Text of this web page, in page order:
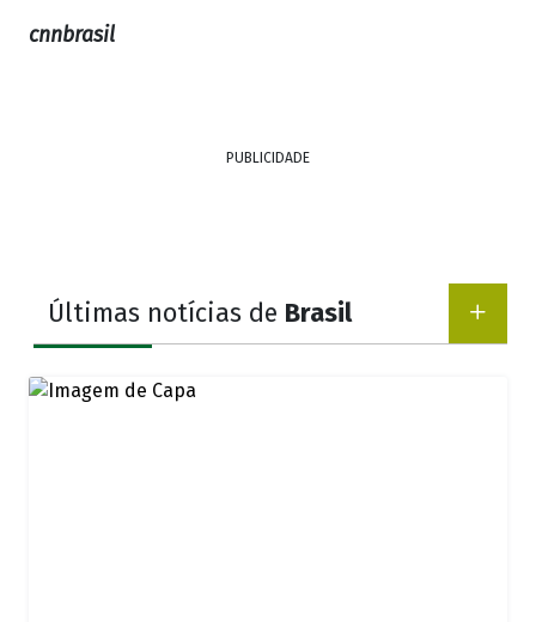
cnnbrasil
PUBLICIDADE
Últimas notícias de Brasil